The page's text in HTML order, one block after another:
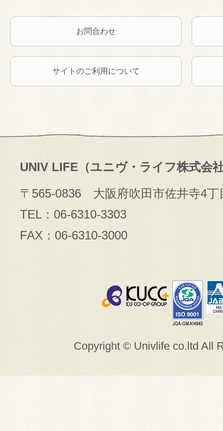
お問合わせ
サイトのご利用について
Copyright © Univlife co.ltd All
UNIV LIFE（ユニヴ・ライフ株式会
〒565-0836 大阪府吹田市佐井寺4丁
TEL：06-6310-3303
FAX：06-6310-3000